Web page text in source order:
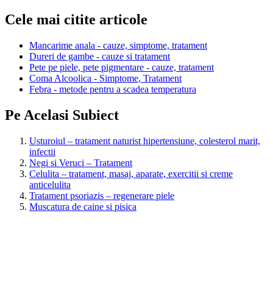
Cele mai citite articole
Mancarime anala - cauze, simptome, tratament
Dureri de gambe - cauze si tratament
Pete pe piele, pete pigmentare - cauze, tratament
Coma Alcoolica - Simptome, Tratament
Febra - metode pentru a scadea temperatura
Pe Acelasi Subiect
Usturoiul – tratament naturist hipertensiune, colesterol marit,
infectii
Negi si Veruci – Tratament
Celulita – tratament, masaj, aparate, exercitii si creme
anticelulita
Tratament psoriazis – regenerare piele
Muscatura de caine si pisica